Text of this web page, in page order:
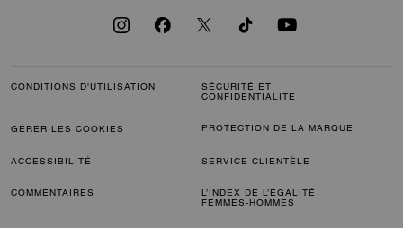
CONDITIONS D'UTILISATION
SÉCURITÉ ET
CONFIDENTIALITÉ
GÉRER LES COOKIES PROTECTION DE LA MARQUE
ACCESSIBILITÉ SERVICE CLIENTÈLE
COMMENTAIRES
L’INDEX DE L’ÉGALITÉ
FEMMES-HOMMES